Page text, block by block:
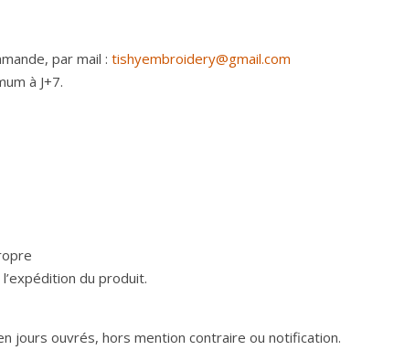
par mail : tishyembroidery@gmail.com
à J+7.
du produit.
jours ouvrés, hors mention contraire ou notification.